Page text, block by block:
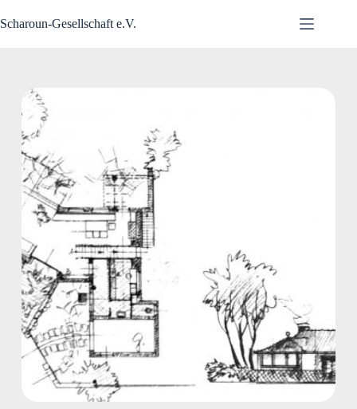
Inhalt
Scharoun-Gesellschaft e.V.